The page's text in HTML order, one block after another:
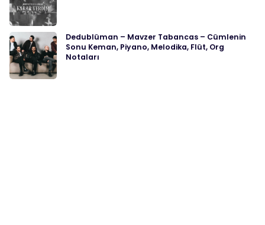
Dedublüman – Mavzer Tabancas – Cümlenin
Sonu Keman, Piyano, Melodika, Flüt, Org
Notaları